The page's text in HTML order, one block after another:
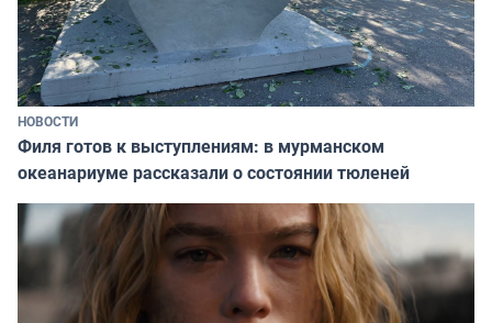
НОВОСТИ
Филя готов к выступлениям: в мурманском
океанариуме рассказали о состоянии тюленей